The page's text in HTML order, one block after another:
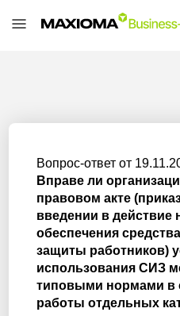
Вопрос-ответ от
Вправе ли
правовом акте
введении в действие
обеспечения
защиты работников)
использования СИЗ
типовыми нормами в
работы отдельных